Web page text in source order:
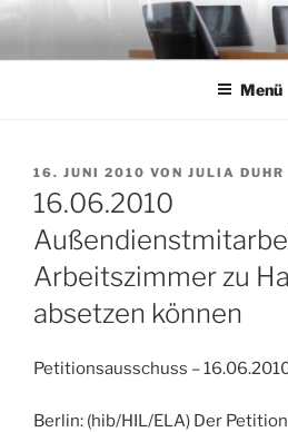
Zum
springen
Menü
VERÖFFENTLICHT
AM
16. JUNI 2010 VON JULIA DUHR
16.06.2010
Arbeitszimmer zu
absetzen können
Petitionsausschuss –
Berlin: (hib/HIL/ELA) Der